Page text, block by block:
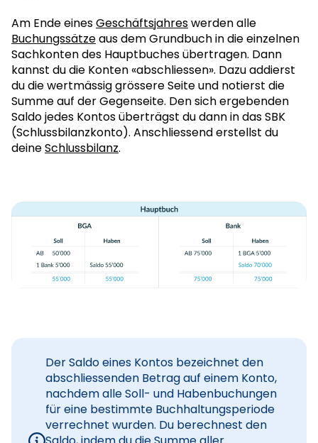
Am Ende einesGeschäftsjahreswerden alle
Buchungssätzeaus dem Grundbuch in die einzelnen
Sachkonten des Hauptbuches übertragen. Dann
kannst du die Konten «abschliessen». Dazu addierst
du die wertmässig grössere Seite und notierst die
Summe auf der Gegenseite. Den sich ergebenden
Saldo jedes Kontos überträgst du dann in das SBK
(Schlussbilanzkonto). Anschliessend erstellst du
deineSchlussbilanz.
Der Saldo eines Kontos bezeichnet den
abschliessenden Betrag auf einem Konto,
nachdem alle Soll- und Habenbuchungen
für eine bestimmte Buchhaltungsperiode
verrechnet wurden. Du berechnest den